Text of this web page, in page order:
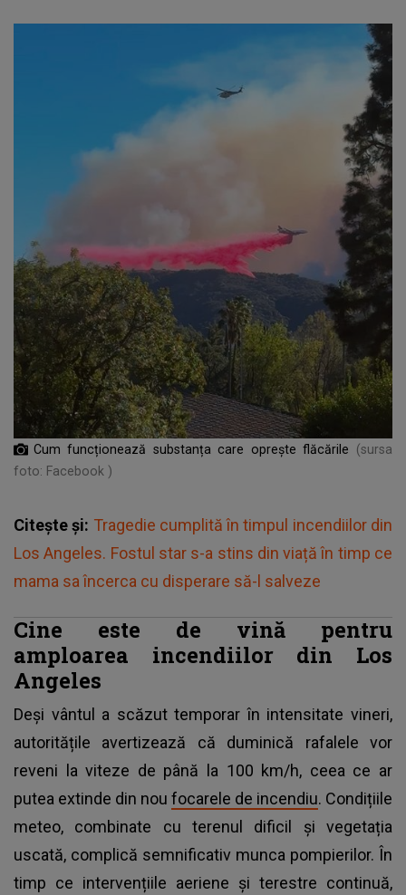
Cum funcționează substanța care oprește flăcările
(sursa
foto: Facebook )
Citește și: Tragedie cumplită în timpul incendiilor din
Los Angeles. Fostul star s-a stins din viață în timp ce
mama sa încerca cu disperare să-l salveze
Cine este de vină pentru
amploarea incendiilor din Los
Angeles
Deși vântul a scăzut temporar în intensitate vineri,
autoritățile avertizează că duminică rafalele vor
reveni la viteze de până la 100 km/h, ceea ce ar
putea extinde din nou focarele de incendiu. Condițiile
meteo, combinate cu terenul dificil și vegetația
uscată, complică semnificativ munca pompierilor. În
timp ce intervențiile aeriene și terestre continuă,